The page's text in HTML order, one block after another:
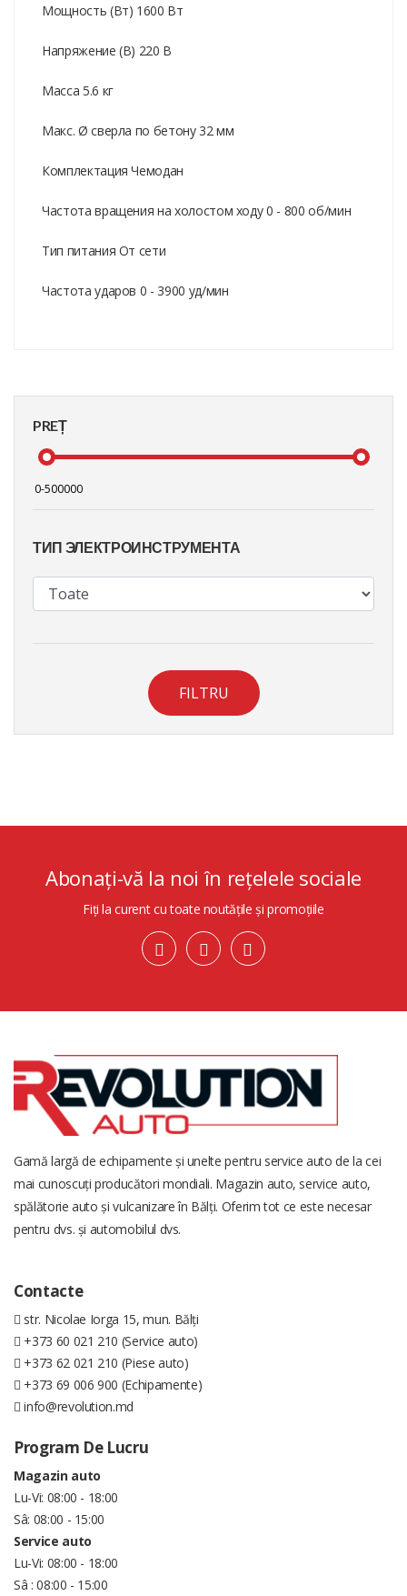
PREȚ
ТИП ЭЛЕКТРОИНСТРУМЕНТА
FILTRU
Мощность (Вт) 1600 Вт
Напряжение (В) 220 В
Масса 5.6 кг
Макс. Ø сверла по бетону 32 мм
Комплектация Чемодан
Частота вращения на холостом ходу 0 - 800 об/мин
Тип питания От сети
Частота ударов 0 - 3900 уд/мин
Abonați-vă la noi în rețelele sociale
Fiți la curent cu toate noutățile și promoțiile
Gamă largă de echipamente și unelte pentru service auto de la cei
mai cunoscuți producători mondiali. Magazin auto, service auto,
spălătorie auto și vulcanizare în Bălți. Oferim tot ce este necesar
pentru dvs. și automobilul dvs.
Contacte
str. Nicolae Iorga 15, mun. Bălți
+373 60 021 210 (Service auto)
+373 62 021 210 (Piese auto)
+373 69 006 900 (Echipamente)
info@revolution.md
Program De Lucru
Magazin auto
Lu-Vi: 08:00 - 18:00
Sâ: 08:00 - 15:00
Service auto
Lu-Vi: 08:00 - 18:00
Sâ : 08:00 - 15:00